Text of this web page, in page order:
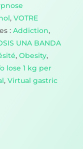
, VOTRE
: Addiction,
UNA BANDA
, Obesity,
lose 1 kg per
, Virtual gastric